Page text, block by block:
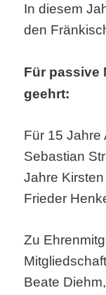
In diesem
den
Für passive
geehrt:
Für 15 Jahre
Sebastian
Jahre
Frieder
Zu
Beate